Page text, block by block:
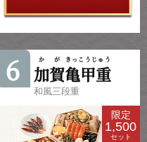
6 加賀
かが
亀甲重
きっこうじゅう
和風三段重
限定
1,500
セット